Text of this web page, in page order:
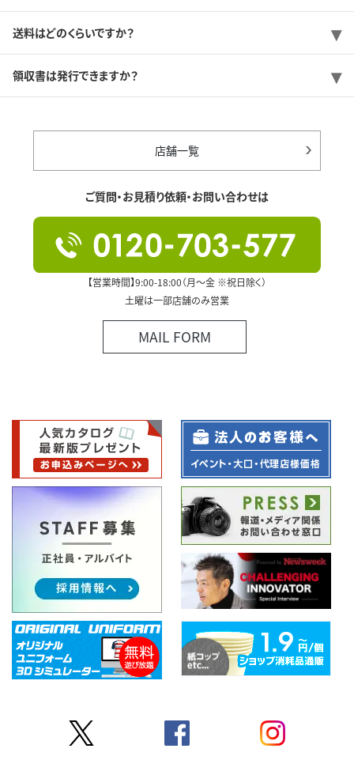
送料はどのくらいですか？
領収書は発行できますか？
店舗一覧
ご質問・お見積り依頼・お問い合わせは
【営業時間】9:00-18:00（月～金 ※祝日除く）
土曜は一部店舗のみ営業
MAIL FORM